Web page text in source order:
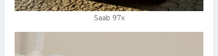
Saab 97х